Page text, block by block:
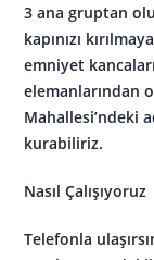
3 ana gruptan
kapınızı
emniyet
elemanlarından
Mahallesi’ndeki
kurabiliriz.
Nasıl Çalışıyoruz
Telefonla